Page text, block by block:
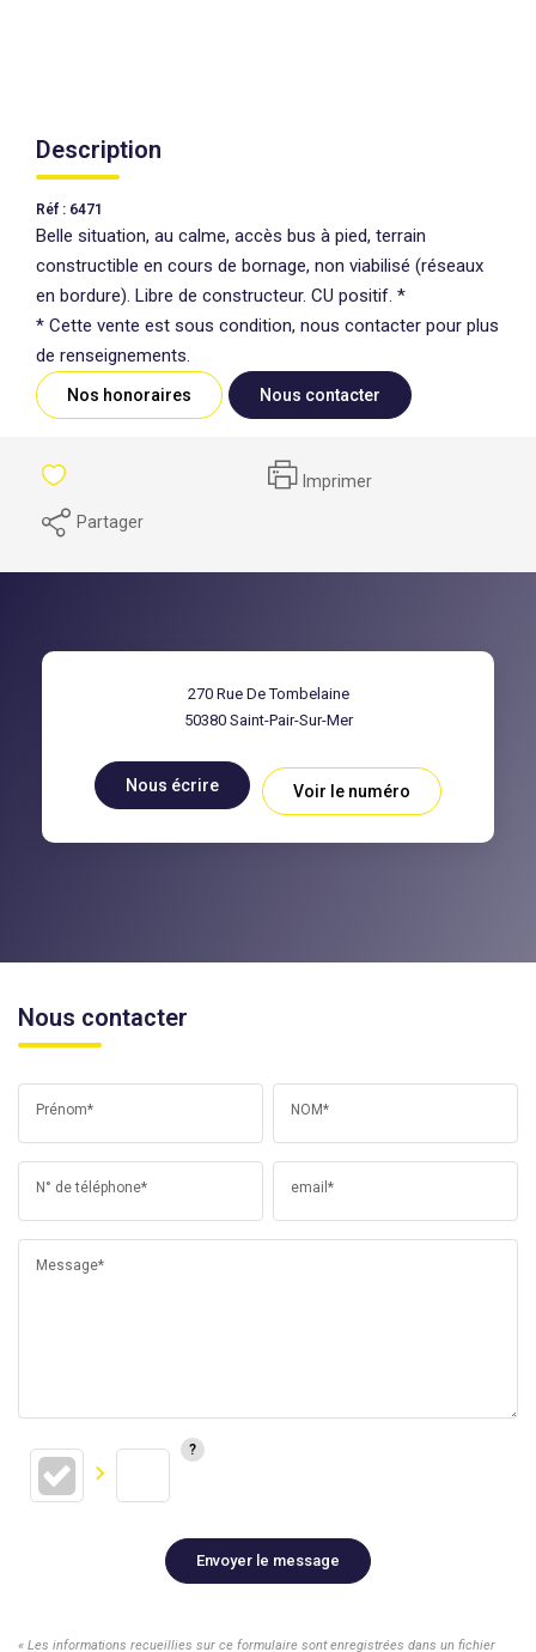
Description
Réf : 6471
Belle situation, au calme, accès bus à pied, terrain
constructible en cours de bornage, non viabilisé (réseaux
en bordure). Libre de constructeur. CU positif. *
* Cette vente est sous condition, nous contacter pour plus
de renseignements.
Nos honoraires Nous contacter
Imprimer
Partager
270 Rue De Tombelaine
50380 Saint-Pair-Sur-Mer
Nous écrire Voir le numéro
Nous contacter
Prénom* NOM*
N° de téléphone* email*
Message*
Envoyer le message
« Les informations recueillies sur ce formulaire sont enregistrées dans un fichier